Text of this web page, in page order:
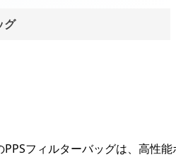
グ
フィルターバッグは、高性